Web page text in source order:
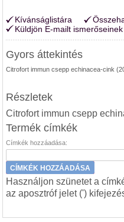
Kívánságlistára
Küldjön E-mailt ismerőseinek
Gyors áttekintés
Citrofort immun csepp echinacea-cink
Részletek
Citrofort immun csepp
Termék címkék
Címkék hozzáadása:
CÍMKÉK HOZZÁADÁSA
Használjon szünetet a
az aposztróf jelet (')